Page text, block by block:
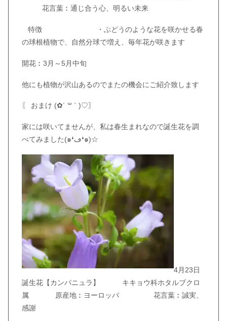
花言葉︰通じ合う心、明るい未来
特徴 ・ぶどうのような花を咲かせる春
の球根植物で、自然分球で増え、毎年花が咲きます
開花︰3月～5月中旬
他にも植物が沢山あるのでまたの機会にご紹介致します
〖 おまけ (✿︎´ ꒳ ` )♡︎〗
家には咲いてませんが、私は春生まれなので誕生花を調
べてみました(๑❛ڡ❛๑)☆
4月23日
誕生花【カンパニュラ】 キキョウ科ホタルブクロ
属 原産地︰ヨーロッパ 花言葉︰誠実、
感謝